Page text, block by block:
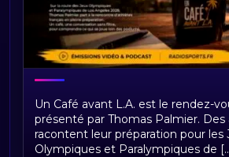
Un Café avant L.A. : les
route des Jeux de Los
Un Café avant L.A. est le rendez-
présenté par Thomas Palmier.
racontent leur préparation pour les
Olympiques et Paralympiques de